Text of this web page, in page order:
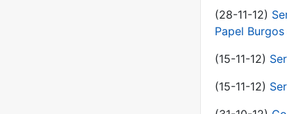
(28-11-12)
Papel
(15-11-12)
(15-11-12)